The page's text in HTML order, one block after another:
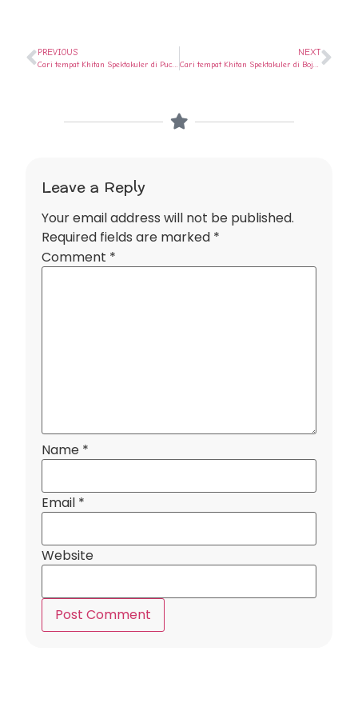
PREVIOUS NEXT
Leave a Reply
Your email address will not be published.
Required fields are marked *
Comment *
Name *
Email *
Website